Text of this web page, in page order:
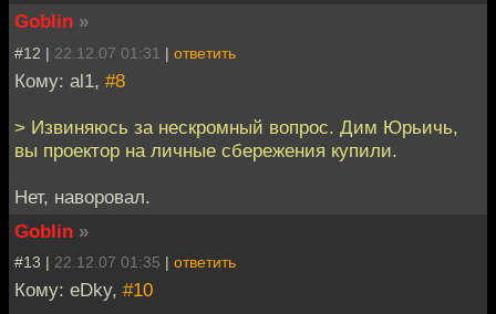
Goblin »
#12 | 22.12.07 01:31 | ответить
Кому: al1, #8
> Извиняюсь за нескромный вопрос. Дим Юрьичь,
вы проектор на личные сбережения купили.
Нет, наворовал.
Goblin »
#13 | 22.12.07 01:35 | ответить
Кому: eDky, #10